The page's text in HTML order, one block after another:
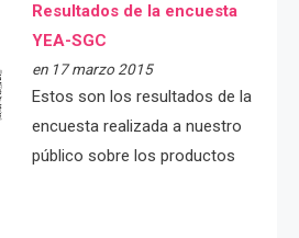
Resultados de la encuesta
YEA-SGC
en 17 marzo 2015
Estos son los resultados de la
encuesta realizada a nuestro
público sobre los productos